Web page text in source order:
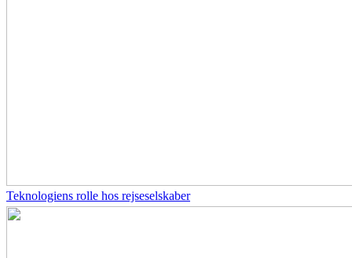
Teknologiens rolle hos rejseselskaber